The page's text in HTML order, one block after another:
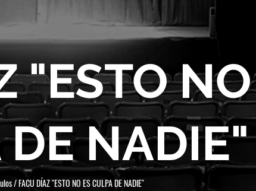
"ESTO
NADIE"
/FACU DÍAZ "ESTO NO ES CULPA DE NADIE"